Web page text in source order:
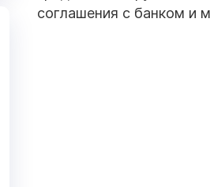
соглашения с банком и